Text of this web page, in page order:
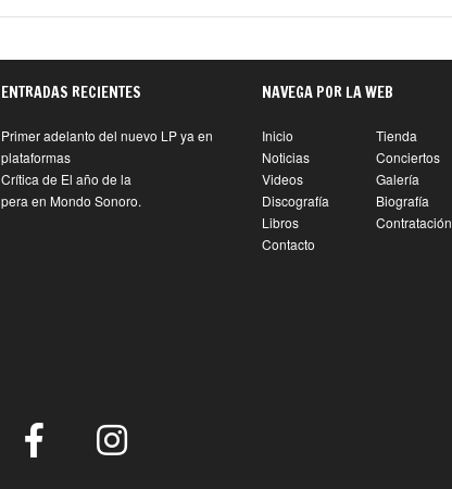
ENTRADAS RECIENTES
Primer adelanto del nuevo LP ya en
plataformas
Crítica de El año de la
pera en Mondo Sonoro.
NAVEGA POR LA WEB
Inicio
Tienda
Noticias
Conciertos
Videos
Galería
Discografía
Biografía
Libros
Contratación
Contacto